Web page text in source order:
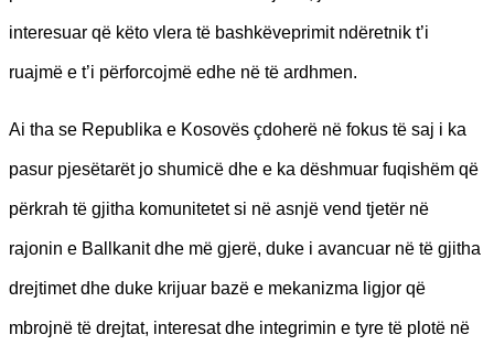
interesuar që këto vlera të bashkëveprimit ndëretnik t’i
ruajmë e t’i përforcojmë edhe në të ardhmen.
Ai tha se Republika e Kosovës çdoherë në fokus të saj i ka
pasur pjesëtarët jo shumicë dhe e ka dëshmuar fuqishëm që
përkrah të gjitha komunitetet si në asnjë vend tjetër në
rajonin e Ballkanit dhe më gjerë, duke i avancuar në të gjitha
drejtimet dhe duke krijuar bazë e mekanizma ligjor që
mbrojnë të drejtat, interesat dhe integrimin e tyre të plotë në